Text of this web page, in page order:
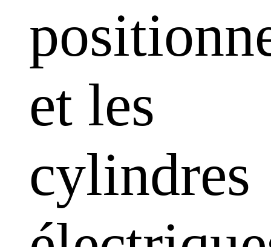
et les
cylindres